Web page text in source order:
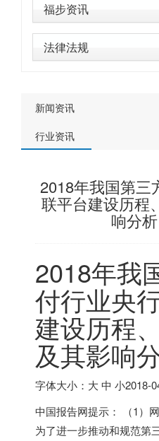
福步资讯
法律法规
新闻资讯
行业资讯
2018年我国第三
联平台建设历程
响分析
2018年我
付行业央
建设历程
及其影响
字体大小：大 中 小2018-
中国报告网提示： （1）
为了进一步推动和规范第